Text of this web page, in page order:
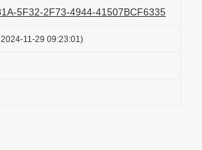
5F32-2F73-4944-41507BCF6335
11-29 09:23:01)